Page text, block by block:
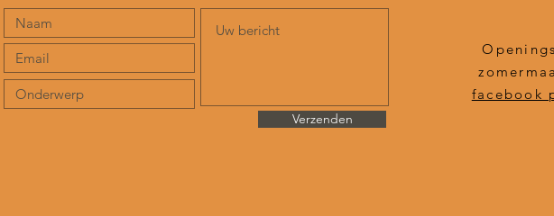
Verzenden
facebook